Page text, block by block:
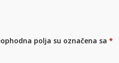
polja su označena sa *